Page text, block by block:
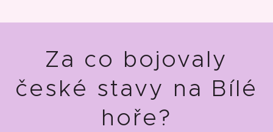
Za co bojovaly
české stavy na Bílé
hoře?